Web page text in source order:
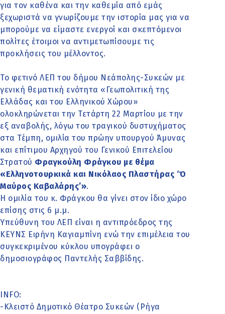
για τον καθένα και την καθεμία από εμάς
ξεχωριστά να γνωρίζουμε την ιστορία μας για να
μπορούμε να είμαστε ενεργοί και σκεπτόμενοι
πολίτες έτοιμοι να αντιμετωπίσουμε τις
προκλήσεις του μέλλοντος.
Το φετινό ΛΕΠ του δήμου Νεάπολης-Συκεών με
γενική θεματική ενότητα «Γεωπολιτική της
Ελλάδας και του Ελληνικού Χώρου»
ολοκληρώνεται την Τετάρτη 22 Μαρτίου με την
εξ αναβολής, λόγω του τραγικού δυστυχήματος
στα Τέμπη, ομιλία του πρώην υπουργού Άμυνας
και επίτιμου Αρχηγού του Γενικού Επιτελείου
Στρατού Φραγκούλη Φράγκου με θέμα
«Ελληνοτουρκικά και Νικόλαος Πλαστήρας ‘Ό
Μαύρος Καβαλάρης’».
Η ομιλία του κ. Φράγκου θα γίνει στον ίδιο χώρο
επίσης στις 6 μ.μ.
Υπεύθυνη του ΛΕΠ είναι η αντιπρόεδρος της
ΚΕΥΝΣ Ειρήνη Καγιαμπίνη ενώ την επιμέλεια του
συγκεκριμένου κύκλου υπογράφει ο
δημοσιογράφος Παντελής Σαββίδης.
INFO:
-Κλειστό Δημοτικό Θέατρο Συκεών (Ρήγα